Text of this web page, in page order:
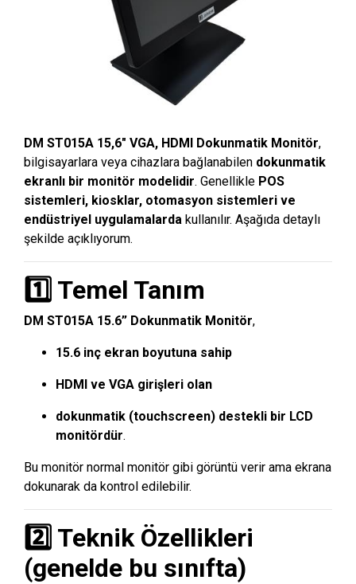
DM ST015A 15,6″ VGA, HDMI Dokunmatik Monitör,
bilgisayarlara veya cihazlara bağlanabilen dokunmatik
ekranlı bir monitör modelidir. Genellikle POS
sistemleri, kiosklar, otomasyon sistemleri ve
endüstriyel uygulamalarda kullanılır. Aşağıda detaylı
şekilde açıklıyorum.
1️⃣ Temel Tanım
DM ST015A 15.6” Dokunmatik Monitör,
15.6 inç ekran boyutuna sahip
HDMI ve VGA girişleri olan
dokunmatik (touchscreen) destekli bir LCD
monitördür.
Bu monitör normal monitör gibi görüntü verir ama ekrana
dokunarak da kontrol edilebilir.
2️⃣ Teknik Özellikleri
(genelde bu sınıfta)